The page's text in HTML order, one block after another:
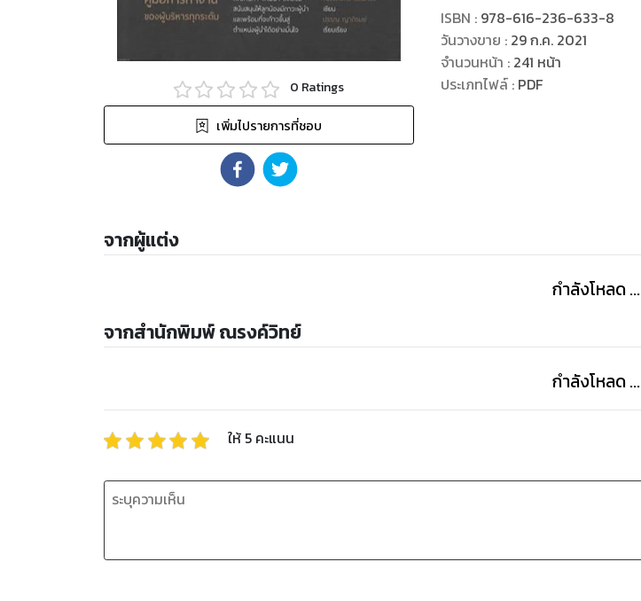
0 Ratings
เพิ่มไปรายการที่ชอบ
ISBN : 978-616-236-633-8
วันวางขาย : 29 ก.ค. 2021
จำนวนหน้า : 241 หน้า
ประเภทไฟล์: PDF
จากผู้แต่ง
กำลังโหลด ...
จากสำนักพิมพ์ ณรงค์วิทย์​
กำลังโหลด ...
ให้ 5 คะแนน